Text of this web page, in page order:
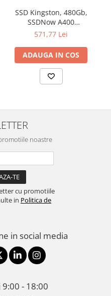
SSD Kingston, 480Gb,
SSDNow A400
"SA400S37/480G"
571,77 Lei
ADAUGA IN COS
noastre
cu promotiile
in Politica de
in social media
9:00 - 18:00